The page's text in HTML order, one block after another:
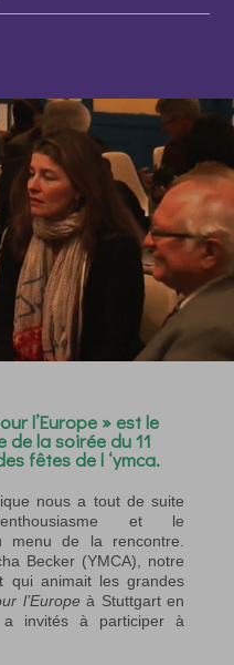
l’Europe » est le
la soirée du 11
fêtes de l ‘ymca.
nous a tout de suite
et le
menu de la rencontre.
Becker (YMCA), notre
qui animait les grandes
l’Europeà Stuttgart en
invités à participer à